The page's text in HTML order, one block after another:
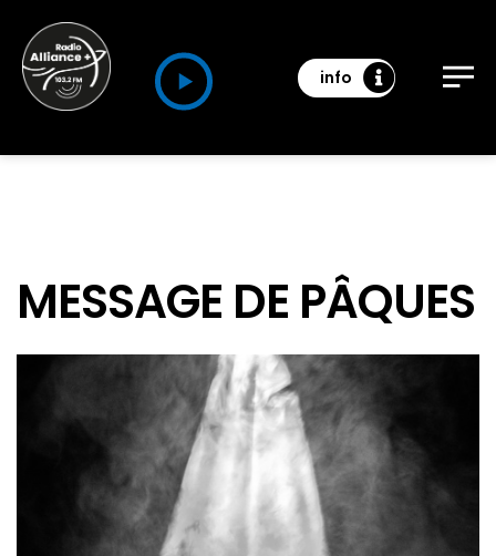
info
MESSAGE DE PÂQUES